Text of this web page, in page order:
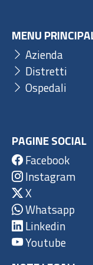
MENU
Azienda
Distretti
Ospedali
PAGINE SOCIAL
Facebook
Instagram
X
Whatsapp
Linkedin
Youtube